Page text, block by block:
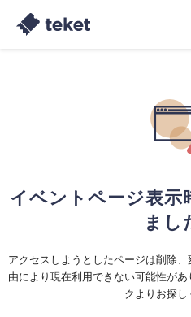
イベントページ表示
まし
アクセスしようとしたページは削除
由により現在利用できない可能性が
クよりお探し